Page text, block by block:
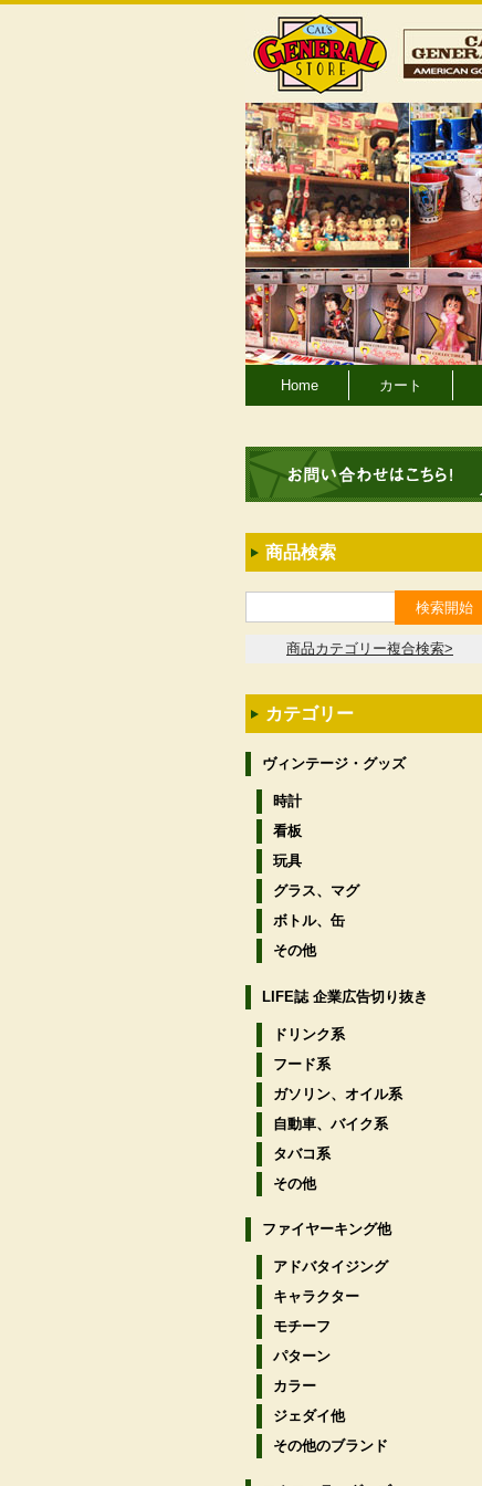
Home カート
商品検索
商品カテゴリー複合検索>
カテゴリー
ヴィンテージ・グッズ
時計
看板
玩具
グラス、マグ
ボトル、缶
その他
LIFE誌 企業広告切り抜き
ドリンク系
フード系
ガソリン、オイル系
自動車、バイク系
タバコ系
その他
ファイヤーキング他
アドバタイジング
キャラクター
モチーフ
パターン
カラー
ジェダイ他
その他のブランド